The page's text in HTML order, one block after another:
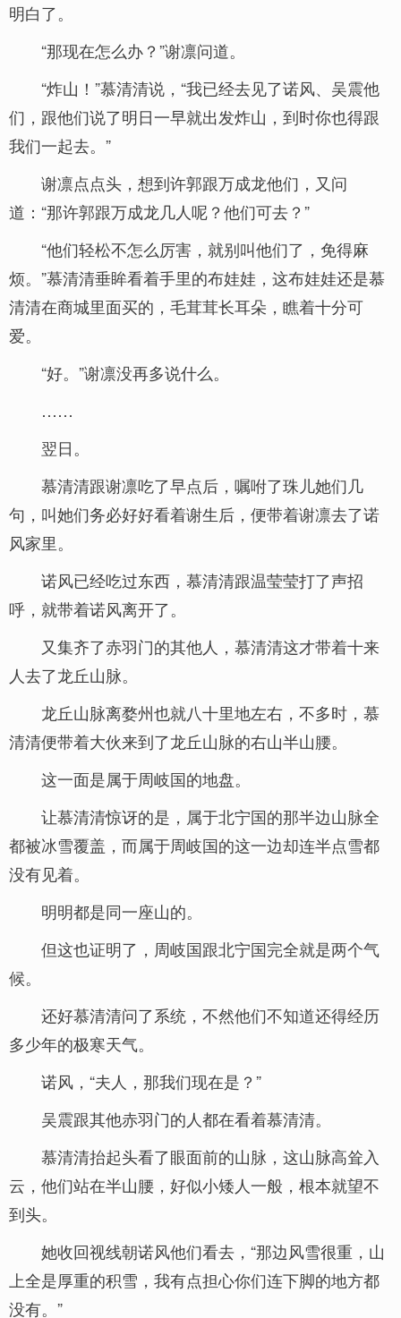
明白了。
“那现在怎么办？”谢凛问道。
“炸山！”慕清清说，“我已经去见了诺风、吴震他
们，跟他们说了明日一早就出发炸山，到时你也得跟
我们一起去。”
谢凛点点头，想到许郭跟万成龙他们，又问
道：“那许郭跟万成龙几人呢？他们可去？”
“他们轻松不怎么厉害，就别叫他们了，免得麻
烦。”慕清清垂眸看着手里的布娃娃，这布娃娃还是慕
清清在商城里面买的，毛茸茸长耳朵，瞧着十分可
爱。
“好。”谢凛没再多说什么。
……
翌日。
慕清清跟谢凛吃了早点后，嘱咐了珠儿她们几
句，叫她们务必好好看着谢生后，便带着谢凛去了诺
风家里。
诺风已经吃过东西，慕清清跟温莹莹打了声招
呼，就带着诺风离开了。
又集齐了赤羽门的其他人，慕清清这才带着十来
人去了龙丘山脉。
龙丘山脉离婺州也就八十里地左右，不多时，慕
清清便带着大伙来到了龙丘山脉的右山半山腰。
这一面是属于周岐国的地盘。
让慕清清惊讶的是，属于北宁国的那半边山脉全
都被冰雪覆盖，而属于周岐国的这一边却连半点雪都
没有见着。
明明都是同一座山的。
但这也证明了，周岐国跟北宁国完全就是两个气
候。
还好慕清清问了系统，不然他们不知道还得经历
多少年的极寒天气。
诺风，“夫人，那我们现在是？”
吴震跟其他赤羽门的人都在看着慕清清。
慕清清抬起头看了眼面前的山脉，这山脉高耸入
云，他们站在半山腰，好似小矮人一般，根本就望不
到头。
她收回视线朝诺风他们看去，“那边风雪很重，山
上全是厚重的积雪，我有点担心你们连下脚的地方都
没有。”